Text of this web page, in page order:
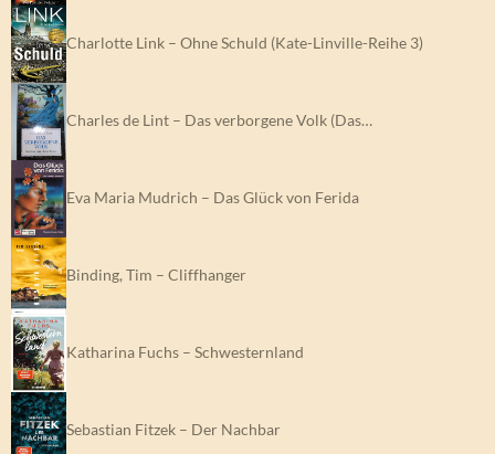
Charlotte Link – Ohne Schuld (Kate-Linville-Reihe 3)
Charles de Lint – Das verborgene Volk (Das…
Eva Maria Mudrich – Das Glück von Ferida
Binding, Tim – Cliffhanger
Katharina Fuchs – Schwesternland
Sebastian Fitzek – Der Nachbar